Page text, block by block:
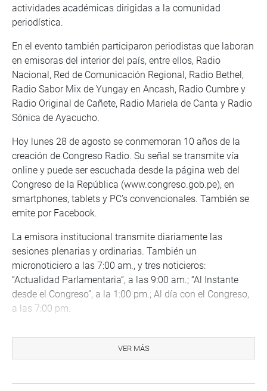
actividades académicas dirigidas a la comunidad
periodística.
En el evento también participaron periodistas que laboran
en emisoras del interior del país, entre ellos, Radio
Nacional, Red de Comunicación Regional, Radio Bethel,
Radio Sabor Mix de Yungay en Ancash, Radio Cumbre y
Radio Original de Cañete, Radio Mariela de Canta y Radio
Sónica de Ayacucho.
Hoy lunes 28 de agosto se conmemoran 10 años de la
creación de Congreso Radio. Su señal se transmite vía
online y puede ser escuchada desde la página web del
Congreso de la República (www.congreso.gob.pe), en
smartphones, tablets y PC’s convencionales. También se
emite por Facebook.
La emisora institucional transmite diariamente las
sesiones plenarias y ordinarias. También un
micronoticiero a las 7:00 am., y tres noticieros:
“Actualidad Parlamentaria”, a las 9:00 am.; “Al Instante
desde el Congreso”, a la 1:00 pm.; Al día con el Congreso,
a las 7:00 pm.
Nacional, se emite en vivo por la señal FM y por YouTube,
y en él se brinda un completo resumen de la jornada
VER MÁS